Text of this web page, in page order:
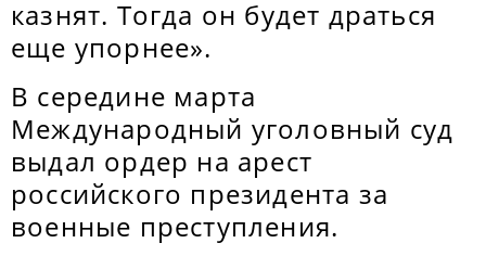
казнят. Тогда он будет драться
еще упорнее».
В середине марта
Международный уголовный суд
выдал ордер на арест
российского президента за
военные преступления.